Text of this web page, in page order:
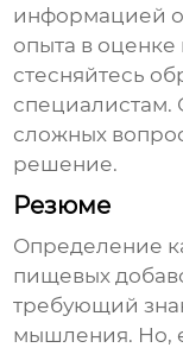
информацией
опыта в
стесняйтесь
специалистам.
сложных
решение.
Резюме
Определение
пищевых
требующий
мышления. Но,